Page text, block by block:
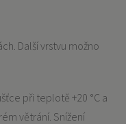
Další vrstvu možno
při teplotě +20 °C a
větrání. Snížení